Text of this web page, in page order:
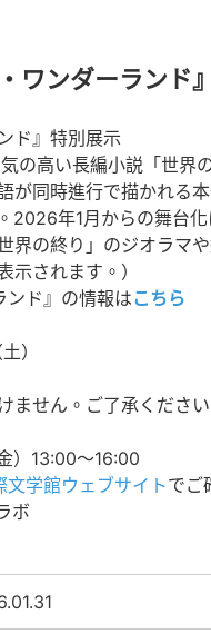
ワンダーランド
ド』特別展示
の高い長編小説「世界
が同時進行で描かれる
2026年1月からの舞台
界の終り」のジオラマ
示されます。）
ンド』の情報はこちら
）
せん。ご了承ください
）13:00〜16:00
文学館ウェブサイトでご
ボ